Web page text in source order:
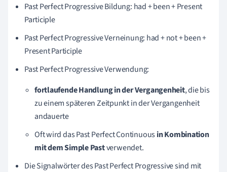
Past Perfect Progressive Bildung: had + been + Present
Participle
Past Perfect Progressive Verneinung: had + not + been +
Present Participle
Past Perfect Progressive Verwendung:
fortlaufende Handlung in der Vergangenheit, die bis
zu einem späteren Zeitpunkt in der Vergangenheit
andauerte
Oft wird das Past Perfect Continuousin Kombination
mit dem Simple Pastverwendet.
Die Signalwörter des Past Perfect Progressive sind mit